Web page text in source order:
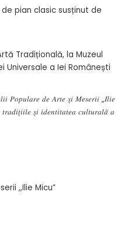
pian clasic susținut de
Tradițională, la Muzeul
Universale a Iei Românești
𝑃𝑜𝑝𝑢𝑙𝑎𝑟𝑒 𝑑𝑒 𝐴𝑟𝑡𝑒 𝑠̦𝑖 𝑀𝑒𝑠𝑒𝑟𝑖𝑖 „𝐼𝑙𝑖𝑒
𝑠̦𝑖 𝑖𝑑𝑒𝑛𝑡𝑖𝑡𝑎𝑡𝑒𝑎 𝑐𝑢𝑙𝑡𝑢𝑟𝑎𝑙𝑎̆ 𝑎
,,Ilie Micu”